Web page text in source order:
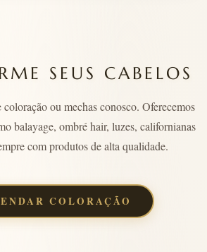
SEUS CABELOS
coloração ou mechas conosco. Oferecemos
balayage, ombré hair, luzes, californianas
com produtos de alta qualidade.
COLORAÇÃO